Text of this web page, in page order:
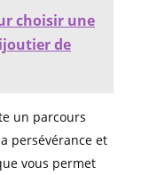
choisir une
de
un parcours
persévérance et
vous permet